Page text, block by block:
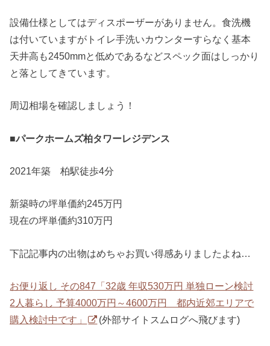
設備仕様としてはディスポーザーがありません。食洗機
は付いていますがトイレ手洗いカウンターすらなく基本
天井高も2450mmと低めであるなどスペック面はしっかり
と落としてきています。
周辺相場を確認しましょう！
■パークホームズ柏タワーレジデンス
2021年築 柏駅徒歩4分
新築時の坪単価約245万円
現在の坪単価約310万円
下記記事内の出物はめちゃお買い得感ありましたよね…
お便り返し その847「32歳 年収530万円 単独ローン検討
2人暮らし 予算4000万円～4600万円 都内近郊エリアで
購入検討中です」
(外部サイトスムログへ飛びます)